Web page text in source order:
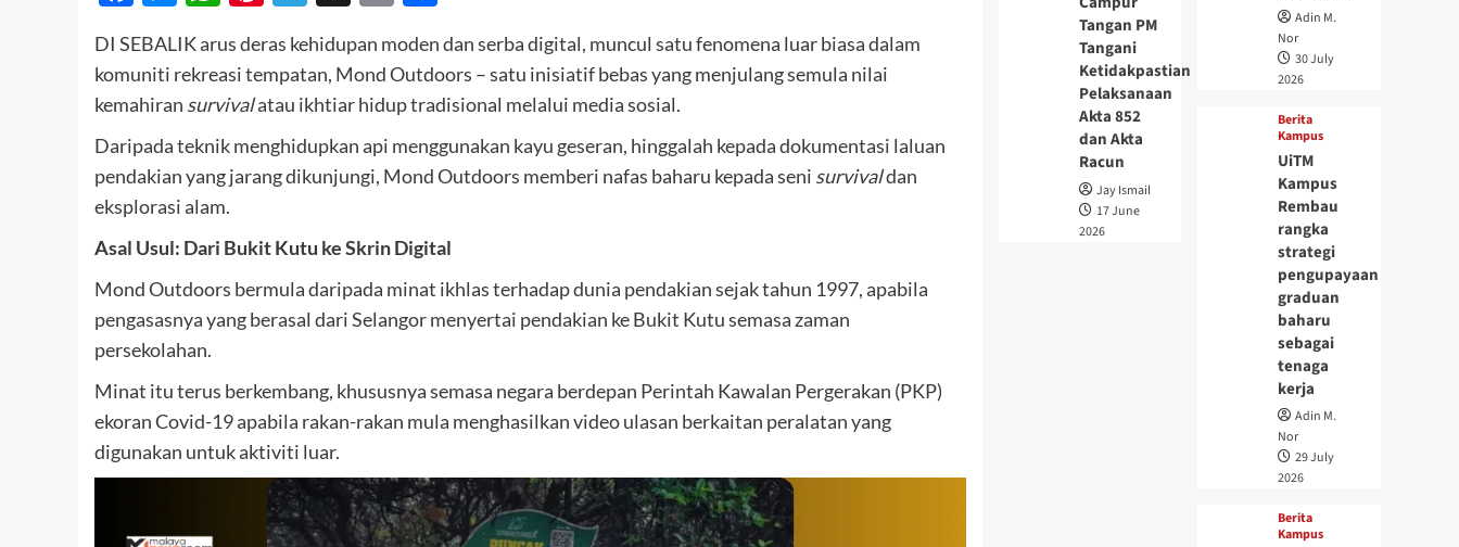
DI SEBALIK arus deras kehidupan moden dan serba digital, muncul satu fenomena luar biasa dalam
komuniti rekreasi tempatan, Mond Outdoors – satu inisiatif bebas yang menjulang semula nilai
kemahiran survivalatau ikhtiar hidup tradisional melalui media sosial.
Daripada teknik menghidupkan api menggunakan kayu geseran, hinggalah kepada dokumentasi laluan
pendakian yang jarang dikunjungi, Mond Outdoors memberi nafas baharu kepada seni survivaldan
eksplorasi alam.
Asal Usul: Dari Bukit Kutu ke Skrin Digital
Mond Outdoors bermula daripada minat ikhlas terhadap dunia pendakian sejak tahun 1997, apabila
pengasasnya yang berasal dari Selangor menyertai pendakian ke Bukit Kutu semasa zaman
persekolahan.
Minat itu terus berkembang, khususnya semasa negara berdepan Perintah Kawalan Pergerakan (PKP)
ekoran Covid-19 apabila rakan-rakan mula menghasilkan video ulasan berkaitan peralatan yang
digunakan untuk aktiviti luar.
Tangan PM
Tangani
Ketidakpastian
Pelaksanaan
Akta 852
dan Akta
Racun
Jay Ismail
17 June
2026
Adin M.
Nor
30 July
2026
Berita
Kampus
UiTM
Kampus
Rembau
rangka
strategi
pengupayaan
graduan
baharu
sebagai
tenaga
kerja
Adin M.
Nor
29 July
2026
Berita
Kampus